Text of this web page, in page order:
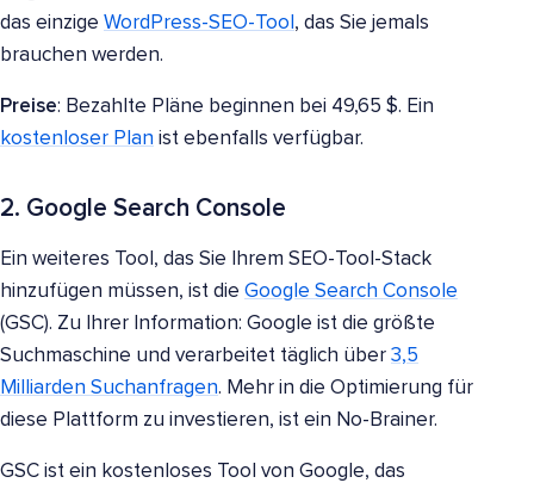
das einzige WordPress-SEO-Tool , das Sie jemals
brauchen werden.
Preise: Bezahlte Pläne beginnen bei 49,65 $. Ein
kostenloser Plan ist ebenfalls verfügbar.
2. Google Search Console
Ein weiteres Tool, das Sie Ihrem SEO-Tool-Stack
hinzufügen müssen, ist die Google Search Console
(GSC). Zu Ihrer Information: Google ist die größte
Suchmaschine und verarbeitet täglich über 3,5
Milliarden Suchanfragen. Mehr in die Optimierung für
diese Plattform zu investieren, ist ein No-Brainer.
GSC ist ein kostenloses Tool von Google, das